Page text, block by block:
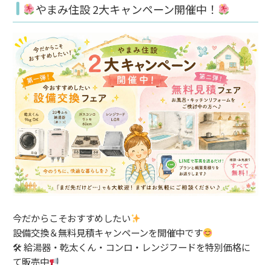
やまみ住設 2大キャンペーン開催中！
今だからこそおすすめしたい
設備交換＆無料見積キャンペーンを開催中です
🛠 給湯器・乾太くん・コンロ・レンジフードを特別価格に
て販売中